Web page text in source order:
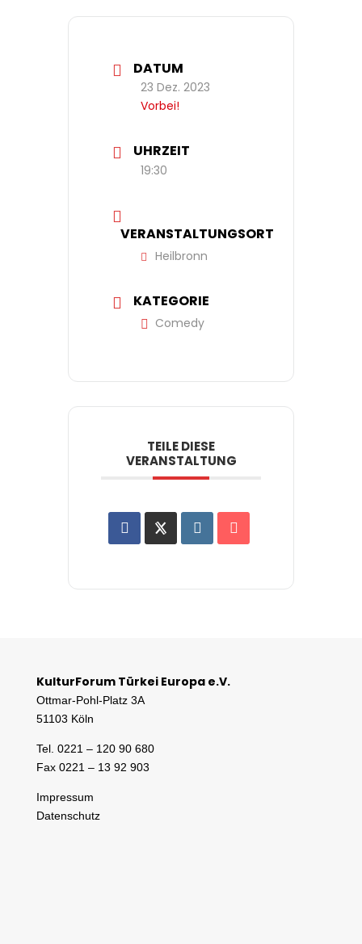
DATUM
23 Dez. 2023
Vorbei!
UHRZEIT
19:30
VERANSTALTUNGSORT
Heilbronn
KATEGORIE
Comedy
TEILE DIESE
VERANSTALTUNG
KulturForum Türkei Europa e.V.
Ottmar-Pohl-Platz 3A
51103 Köln
Tel. 0221 – 120 90 680
Fax 0221 – 13 92 903
Impressum
Datenschutz